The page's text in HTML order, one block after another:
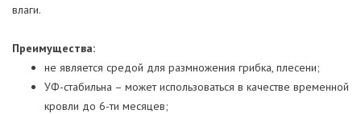
влаги.
Преимущества:
не является средой для размножения грибка, плесени;
УФ-стабильна – может использоваться в качестве временной
кровли до 6-ти месяцев;